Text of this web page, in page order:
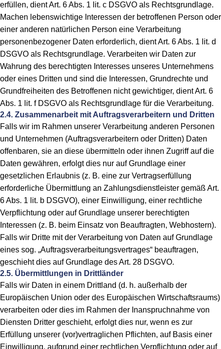
erfüllen, dient Art. 6 Abs. 1 lit. c DSGVO als Rechtsgrundlage.
Machen lebenswichtige Interessen der betroffenen Person oder
einer anderen natürlichen Person eine Verarbeitung
personenbezogener Daten erforderlich, dient Art. 6 Abs. 1 lit. d
DSGVO als Rechtsgrundlage. Verarbeiten wir Daten zur
Wahrung des berechtigten Interesses unseres Unternehmens
oder eines Dritten und sind die Interessen, Grundrechte und
Grundfreiheiten des Betroffenen nicht gewichtiger, dient Art. 6
Abs. 1 lit. f DSGVO als Rechtsgrundlage für die Verarbeitung.
2.4. Zusammenarbeit mit Auftragsverarbeitern und Dritten
Falls wir im Rahmen unserer Verarbeitung anderen Personen
und Unternehmen (Auftragsverarbeitern oder Dritten) Daten
offenbaren, sie an diese übermitteln oder ihnen Zugriff auf die
Daten gewähren, erfolgt dies nur auf Grundlage einer
gesetzlichen Erlaubnis (z. B. eine zur Vertragserfüllung
erforderliche Übermittlung an Zahlungsdienstleister gemäß Art.
6 Abs. 1 lit. b DSGVO), einer Einwilligung, einer rechtliche
Verpflichtung oder auf Grundlage unserer berechtigten
Interessen (z. B. beim Einsatz von Beauftragten, Webhostern).
Falls wir Dritte mit der Verarbeitung von Daten auf Grundlage
eines sog. „Auftragsverarbeitungsvertrages“ beauftragen,
geschieht dies auf Grundlage des Art. 28 DSGVO.
2.5. Übermittlungen in Drittländer
Falls wir Daten in einem Drittland (d. h. außerhalb der
Europäischen Union oder des Europäischen Wirtschaftsraums)
verarbeiten oder dies im Rahmen der Inanspruchnahme von
Diensten Dritter geschieht, erfolgt dies nur, wenn es zur
Erfüllung unserer (vor)vertraglichen Pflichten, auf Basis einer
Einwilligung, aufgrund einer rechtlichen Verpflichtung oder auf